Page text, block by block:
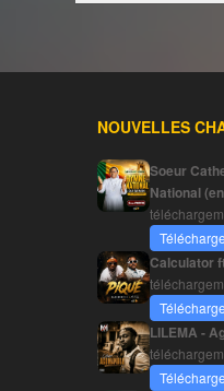
NOUVELLES
Soeur
National
Calculator
LILEMA -